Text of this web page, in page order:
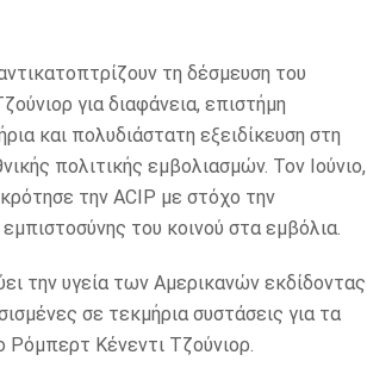
τη δέσμευση του
για διαφάνεια, επιστήμη
και πολυδιάστατη εξειδίκευση στη
πολιτικής εμβολιασμών. Τον Ιούνιο,
την ACIP με στόχο την
του κοινού στα εμβόλια.
την υγεία των Αμερικανών εκδίδοντας
σε τεκμήρια συστάσεις για τα
Ρόμπερτ Κένεντι Τζούνιορ.